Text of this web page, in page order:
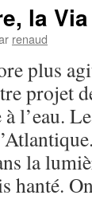
la
renaud
plus
projet
l’eau.
la
hanté.